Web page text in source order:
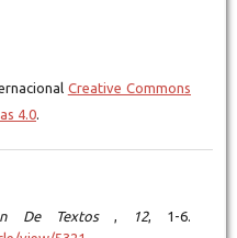
Creative Commons
4.0.
De Textos , 12, 1-6.